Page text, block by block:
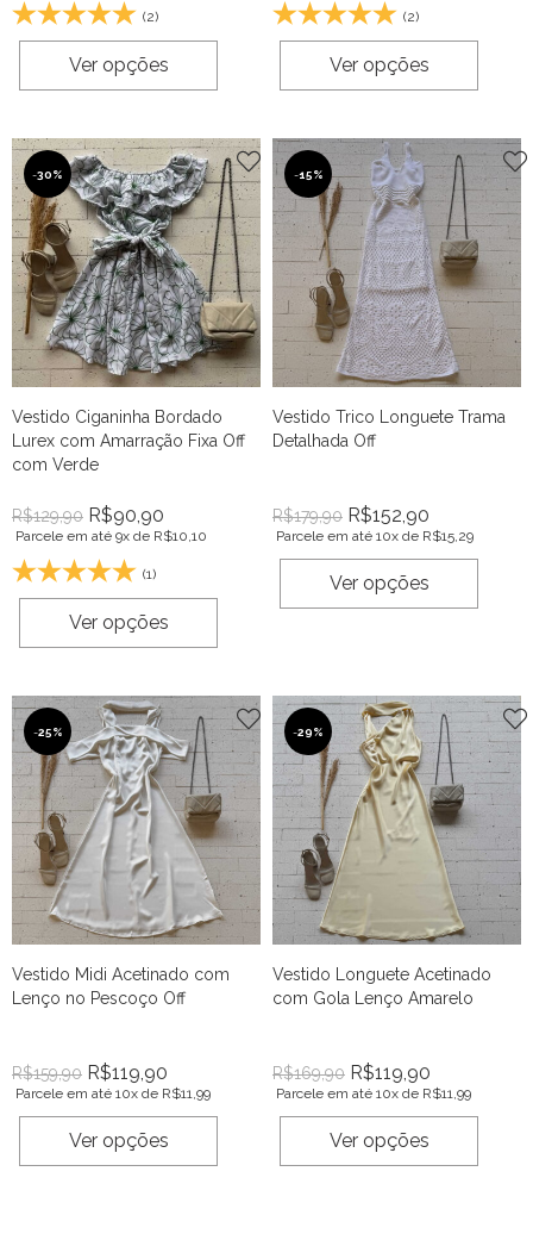
(2)
Ver opções
(2)
Ver opções
-30%
Vestido Ciganinha Bordado
Lurex com Amarração Fixa Off
com Verde
R$129,90 R$90,90
Parcele em até 9x de R$10,10
(1)
Ver opções
-15%
Vestido Trico Longuete Trama
Detalhada Off
R$179,90 R$152,90
Parcele em até 10x de R$15,29
Ver opções
-25%
Vestido Midi Acetinado com
Lenço no Pescoço Off
R$159,90 R$119,90
Parcele em até 10x de R$11,99
Ver opções
-29%
Vestido Longuete Acetinado
com Gola Lenço Amarelo
R$169,90 R$119,90
Parcele em até 10x de R$11,99
Ver opções